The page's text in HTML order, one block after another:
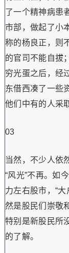
了一个精神病患
市部，做起了小
称的杨良正，则
的官司不能自拔
穷光蛋之后，经
东借西凑了一些
他们中有的人采
03
当然，不少人依
“风光”不再。如
力左右股市，“
然是股民们崇敬
特别是新股民所
的了解。